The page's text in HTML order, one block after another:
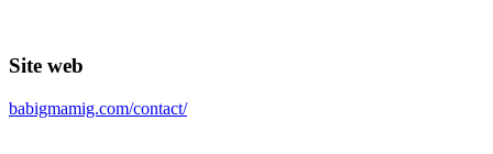
Site web
babigmamig.com/contact/